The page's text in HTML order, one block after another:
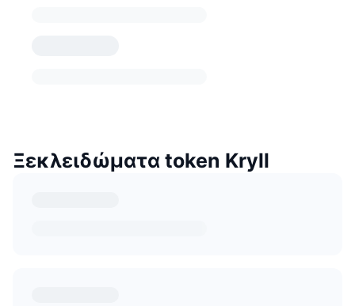
Ξεκλειδώματα token Kryll